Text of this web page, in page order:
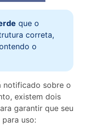
que o
correta,
o
notificado sobre o
existem dois
garantir que seu
uso: